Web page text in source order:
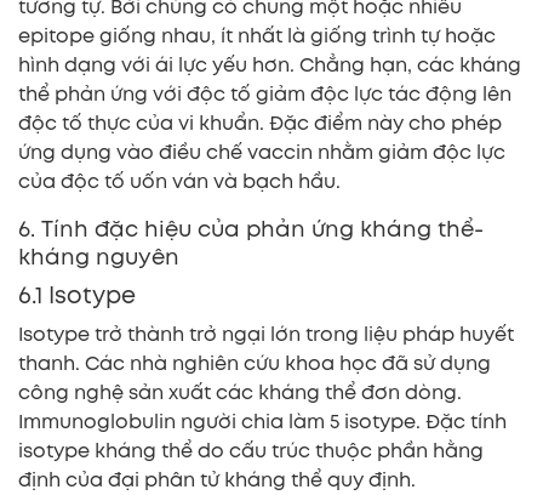
tương tự. Bởi chúng có chung một hoặc nhiều
epitope giống nhau, ít nhất là giống trình tự hoặc
hình dạng với ái lực yếu hơn. Chẳng hạn, các kháng
thể phản ứng với độc tố giảm độc lực tác động lên
độc tố thực của vi khuẩn. Đặc điểm này cho phép
ứng dụng vào điều chế vaccin nhằm giảm độc lực
của độc tố uốn ván và bạch hầu.
6. Tính đặc hiệu của phản ứng kháng thể-
kháng nguyên
6.1 Isotype
Isotype trở thành trở ngại lớn trong liệu pháp huyết
thanh. Các nhà nghiên cứu khoa học đã sử dụng
công nghệ sản xuất các kháng thể đơn dòng.
Immunoglobulin người chia làm 5 isotype. Đặc tính
isotype kháng thể do cấu trúc thuộc phần hằng
định của đại phân tử kháng thể quy định.